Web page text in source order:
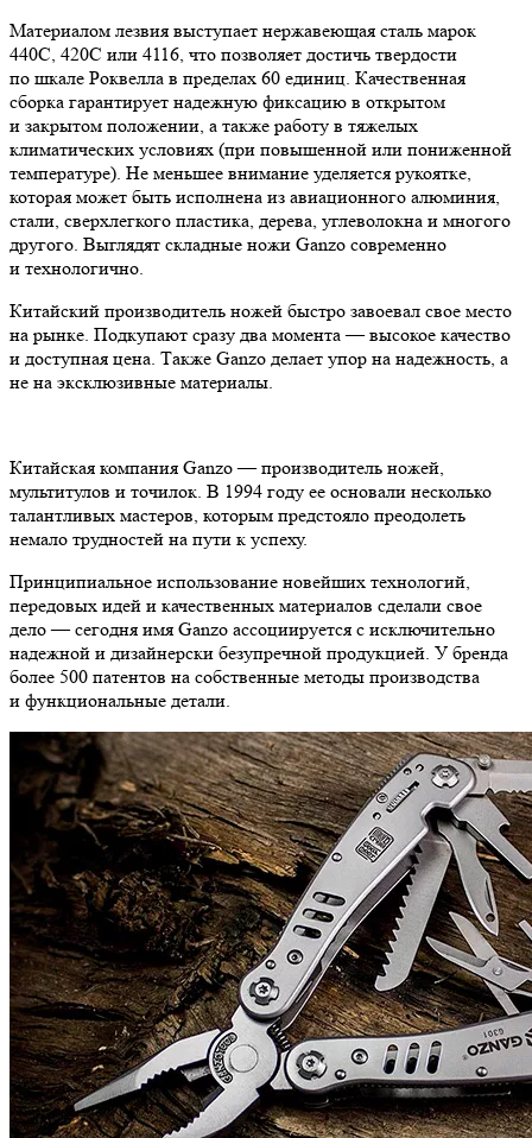
Материалом лезвия выступает нержавеющая сталь марок
440С, 420С или 4116, что позволяет достичь твердости
по шкале Роквелла в пределах 60 единиц. Качественная
сборка гарантирует надежную фиксацию в открытом
и закрытом положении, а также работу в тяжелых
климатических условиях (при повышенной или пониженной
температуре). Не меньшее внимание уделяется рукоятке,
которая может быть исполнена из авиационного алюминия,
стали, сверхлегкого пластика, дерева, углеволокна и многого
другого. Выглядят складные ножи Ganzo современно
и технологично.
Китайский производитель ножей быстро завоевал свое место
на рынке. Подкупают сразу два момента — высокое качество
и доступная цена. Также Ganzo делает упор на надежность, а
не на эксклюзивные материалы.
Китайская компания Ganzo — производитель ножей,
мультитулов и точилок. В 1994 году ее основали несколько
талантливых мастеров, которым предстояло преодолеть
немало трудностей на пути к успеху.
Принципиальное использование новейших технологий,
передовых идей и качественных материалов сделали свое
дело — сегодня имя Ganzo ассоциируется с исключительно
надежной и дизайнерски безупречной продукцией. У бренда
более 500 патентов на собственные методы производства
и функциональные детали.